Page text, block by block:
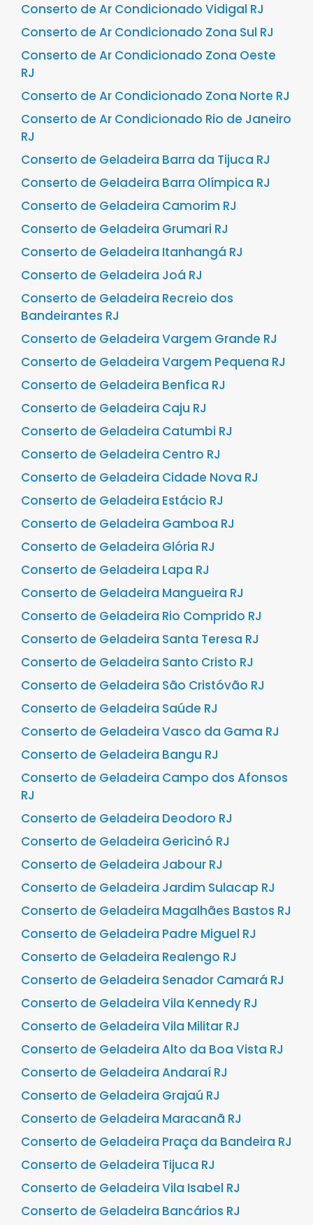
Conserto de Ar Condicionado Vidigal RJ
Conserto de Ar Condicionado Zona Sul RJ
Conserto de Ar Condicionado Zona Oeste
RJ
Conserto de Ar Condicionado Zona Norte RJ
Conserto de Ar Condicionado Rio de Janeiro
RJ
Conserto de Geladeira Barra da Tijuca RJ
Conserto de Geladeira Barra Olímpica RJ
Conserto de Geladeira Camorim RJ
Conserto de Geladeira Grumari RJ
Conserto de Geladeira Itanhangá RJ
Conserto de Geladeira Joá RJ
Conserto de Geladeira Recreio dos
Bandeirantes RJ
Conserto de Geladeira Vargem Grande RJ
Conserto de Geladeira Vargem Pequena RJ
Conserto de Geladeira Benfica RJ
Conserto de Geladeira Caju RJ
Conserto de Geladeira Catumbi RJ
Conserto de Geladeira Centro RJ
Conserto de Geladeira Cidade Nova RJ
Conserto de Geladeira Estácio RJ
Conserto de Geladeira Gamboa RJ
Conserto de Geladeira Glória RJ
Conserto de Geladeira Lapa RJ
Conserto de Geladeira Mangueira RJ
Conserto de Geladeira Rio Comprido RJ
Conserto de Geladeira Santa Teresa RJ
Conserto de Geladeira Santo Cristo RJ
Conserto de Geladeira São Cristóvão RJ
Conserto de Geladeira Saúde RJ
Conserto de Geladeira Vasco da Gama RJ
Conserto de Geladeira Bangu RJ
Conserto de Geladeira Campo dos Afonsos
RJ
Conserto de Geladeira Deodoro RJ
Conserto de Geladeira Gericinó RJ
Conserto de Geladeira Jabour RJ
Conserto de Geladeira Jardim Sulacap RJ
Conserto de Geladeira Magalhães Bastos RJ
Conserto de Geladeira Padre Miguel RJ
Conserto de Geladeira Realengo RJ
Conserto de Geladeira Senador Camará RJ
Conserto de Geladeira Vila Kennedy RJ
Conserto de Geladeira Vila Militar RJ
Conserto de Geladeira Alto da Boa Vista RJ
Conserto de Geladeira Andaraí RJ
Conserto de Geladeira Grajaú RJ
Conserto de Geladeira Maracanã RJ
Conserto de Geladeira Praça da Bandeira RJ
Conserto de Geladeira Tijuca RJ
Conserto de Geladeira Vila Isabel RJ
Conserto de Geladeira Bancários RJ